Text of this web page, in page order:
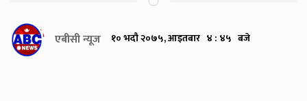
एबीसी न्यूज १० भदौ २०७५, आइतबार ४ : ४५ बजे